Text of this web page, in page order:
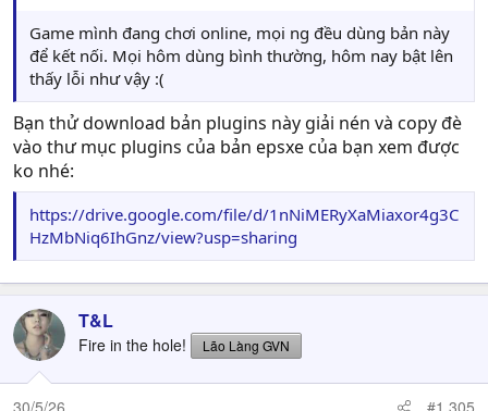
Game mình đang chơi online, mọi ng đều dùng bản này
để kết nối. Mọi hôm dùng bình thường, hôm nay bật lên
thấy lỗi như vậy :(
Bạn thử download bản plugins này giải nén và copy đè
vào thư mục plugins của bản epsxe của bạn xem được
ko nhé:
https://drive.google.com/file/d/1nNiMERyXaMiaxor4g3C
HzMbNiq6IhGnz/view?usp=sharing
T&L
Fire in the hole! Lão Làng GVN
30/5/26 #1,305